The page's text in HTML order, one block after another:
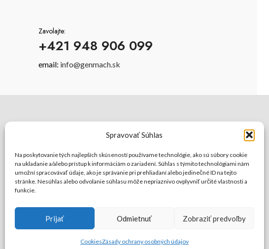
Spravovať Súhlas
Na poskytovanie tých najlepších skúseností používame technológie, ako sú súbory cookie
na ukladanie a/alebo prístup k informáciám o zariadení. Súhlas s týmito technológiami nám
umožní spracovávať údaje, ako je správanie pri prehliadaní alebo jedinečné ID na tejto
stránke. Nesúhlas alebo odvolanie súhlasu môže nepriaznivo ovplyvniť určité vlastnosti a
funkcie.
Prijať Odmietnuť Zobraziť predvoľby
CookiesZásady ochrany osobných údajov
Zavolajte:
+421 948 906 099
email: info@genmach.sk